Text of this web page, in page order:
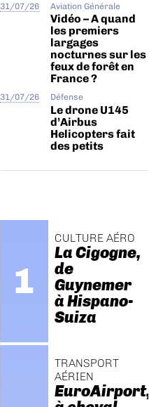
31/07/26 Aviation Générale
Vidéo – A quand
les premiers
largages
nocturnes sur les
feux de forêt en
France ?
31/07/26 Défense
Le drone U145
d’Airbus
Helicopters fait
des petits
CULTURE AÉRO
La Cigogne,
de
Guynemer
à Hispano-
Suiza
TRANSPORT
AÉRIEN
EuroAirport,